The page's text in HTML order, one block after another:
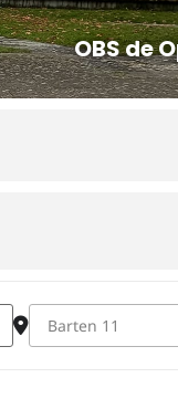
OBS de
Destination